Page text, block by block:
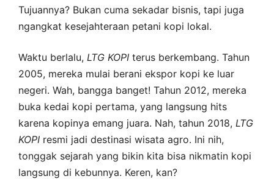
Tujuannya? Bukan cuma sekadar bisnis, tapi juga
ngangkat kesejahteraan petani kopi lokal.
Waktu berlalu, LTG KOPI terus berkembang. Tahun
2005, mereka mulai berani ekspor kopi ke luar
negeri. Wah, bangga banget! Tahun 2012, mereka
buka kedai kopi pertama, yang langsung hits
karena kopinya emang juara. Nah, tahun 2018, LTG
KOPI resmi jadi destinasi wisata agro. Ini nih,
tonggak sejarah yang bikin kita bisa nikmatin kopi
langsung di kebunnya. Keren, kan?